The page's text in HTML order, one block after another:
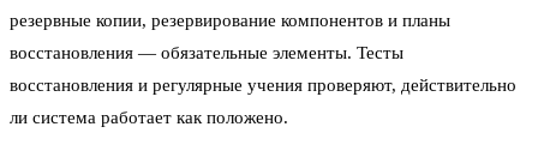
резервные копии, резервирование компонентов и планы
восстановления — обязательные элементы. Тесты
восстановления и регулярные учения проверяют, действительно
ли система работает как положено.